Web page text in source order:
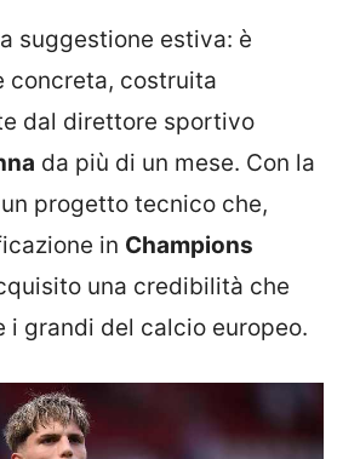
suggestione estiva: è
concreta, costruita
dal direttore sportivo
da più di un mese. Con la
progetto tecnico che,
in Champions
una credibilità che
i grandi del calcio europeo.